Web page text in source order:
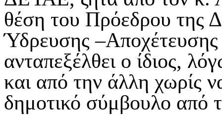
θέση του Πρόεδρου της
Ύδρευσης
ανταπεξέλθει ο ίδιος,
και από την άλλη χωρίς
δημοτικό σύμβουλο από